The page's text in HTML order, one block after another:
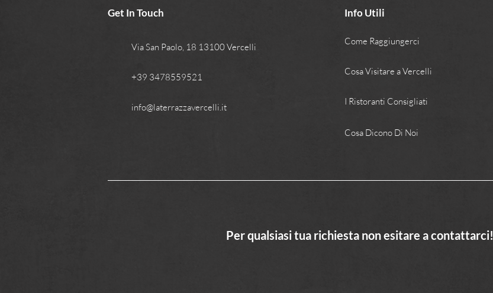
Get In Touch
Via San Paolo, 18 13100 Vercelli
+39 3478559521
info@laterrazzavercelli.it
Info Utili
Come Raggiungerci
Cosa Visitare a Vercelli
I Ristoranti Consigliati
Cosa Dicono Di Noi
Per qualsiasi tua richiesta non esitare a contattarci!